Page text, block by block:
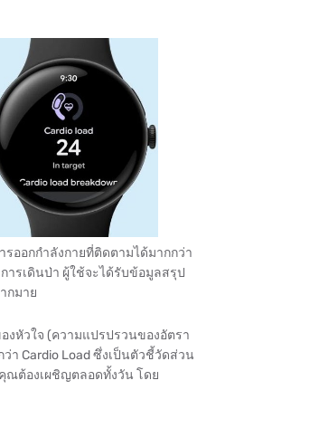
ออกกำลังกายที่ติดตามได้มากกว่า
ารเดินป่า ผู้ใช้จะได้รับข้อมูลสรุป
กมาย
งหัวใจ (ความแปรปรวนของอัตรา
า Cardio Load ซึ่งเป็นตัวชี้วัดส่วน
ณต้องเผชิญตลอดทั้งวัน โดย